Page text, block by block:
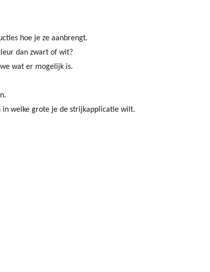
hoe je ze aanbrengt.
dan zwart of wit?
wat er mogelijk is.
in welke grote je de strijkapplicatie wilt.